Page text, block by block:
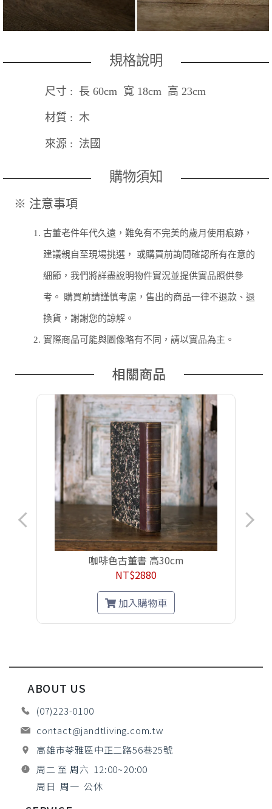
規格說明
尺寸 : 長 60cm 寬 18cm 高 23cm
材質 : 木
來源 : 法國
購物須知
※ 注意事項
1. 古董老件年代久遠，難免有不完美的歲月使用痕跡，
建議親自至現場挑選， 或購買前詢問確認所有在意的
細節，我們將詳盡說明物件實況並提供實品照供參
考。 購買前請謹慎考慮，售出的商品一律不退款、退
換貨，謝謝您的諒解。
2. 實際商品可能與圖像略有不同，請以實品為主。
相關商品
咖啡色古董書 高30cm
NT$2880
加入購物車
ABOUT US
(07)223-0100
contact@jandtliving.com.tw
高雄市苓雅區中正二路56巷25號
周二 至 周六 12:00~20:00
周日 周一 公休